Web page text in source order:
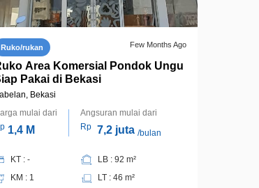
Ruko/rukan Few Months Ago
Area Komersial Pondok Ungu
Pakai di Bekasi
Bekasi
mulai dari
1,4 M
Angsuran mulai dari
Rp 7,2 juta /bulan
KT : -
KM : 1
LB : 92 m²
LT : 46 m²